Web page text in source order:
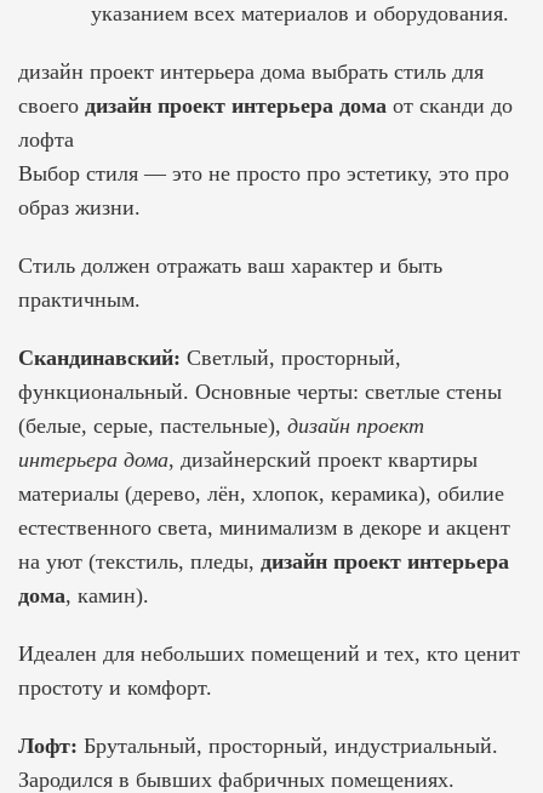
указанием всех материалов и оборудования.
дизайн проект интерьера дома выбрать стиль для
своего дизайн проект интерьера дома от сканди до
лофта
Выбор стиля — это не просто про эстетику, это про
образ жизни.
Стиль должен отражать ваш характер и быть
практичным.
Скандинавский: Светлый, просторный,
функциональный. Основные черты: светлые стены
(белые, серые, пастельные), дизайн проект
интерьера дома, дизайнерский проект квартиры
материалы (дерево, лён, хлопок, керамика), обилие
естественного света, минимализм в декоре и акцент
на уют (текстиль, пледы, дизайн проект интерьера
дома, камин).
Идеален для небольших помещений и тех, кто ценит
простоту и комфорт.
Лофт: Брутальный, просторный, индустриальный.
Зародился в бывших фабричных помещениях.